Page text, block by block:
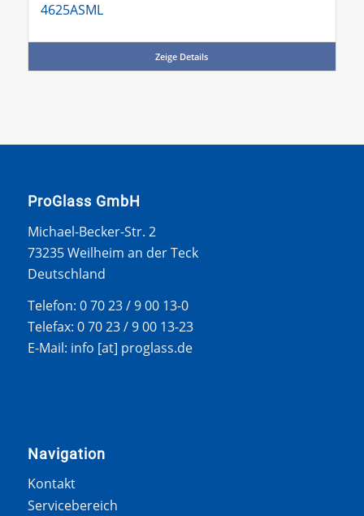
4625ASML
Zeige Details
ProGlass GmbH
Michael-Becker-Str. 2
73235 Weilheim an der Teck
Deutschland
Telefon: 0 70 23 / 9 00 13-0
Telefax: 0 70 23 / 9 00 13-23
E-Mail: info [at] proglass.de
Navigation
Kontakt
Servicebereich